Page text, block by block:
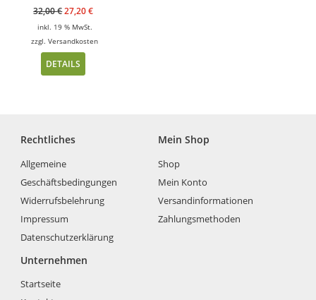
32,00€27,20€
inkl. 19 % MwSt.
zzgl.Versandkosten
DETAILS
Rechtliches
Allgemeine
Geschäftsbedingungen
Widerrufsbelehrung
Impressum
Datenschutzerklärung
Mein Shop
Shop
Mein Konto
Versandinformationen
Zahlungsmethoden
Unternehmen
Startseite